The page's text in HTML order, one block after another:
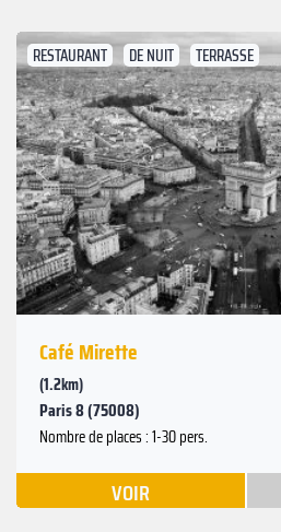
RESTAURANT DE NUIT TERRASSE
Précédent
Café Mirette
(1.2km)
Paris 8 (75008)
Nombre de places : 1-30 pers.
VOIR